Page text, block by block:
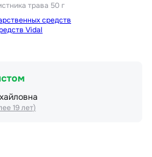
трава 50 г
средств
Vidal
19 лет)